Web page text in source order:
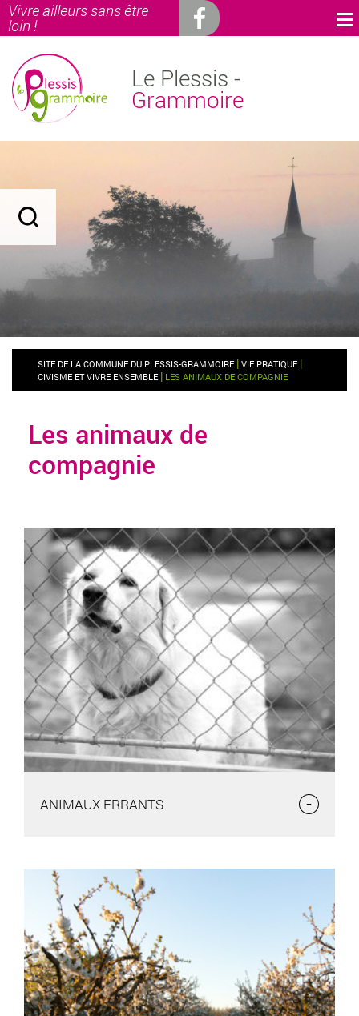
Vivre ailleurs sans être
loin !
Le Plessis -
Grammoire
SITE DE LA COMMUNE DU PLESSIS-GRAMMOIRE| VIE PRATIQUE|
CIVISME ET VIVRE ENSEMBLE| LES ANIMAUX DE COMPAGNIE
Les animaux de
compagnie
ANIMAUX ERRANTS
Par la loi 99-5 du 6 janvier 1999, est considéré comme animal
errant ou en état